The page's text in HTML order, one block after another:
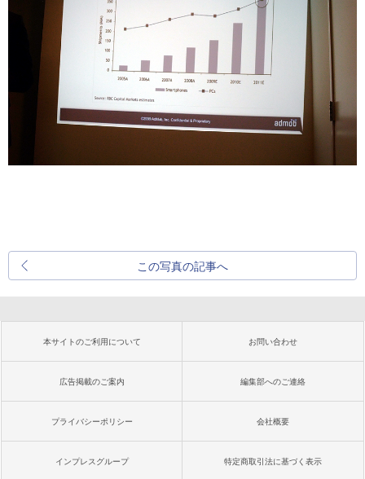
この写真の記事へ
本サイトのご利用について お問い合わせ
広告掲載のご案内 編集部へのご連絡
プライバシーポリシー 会社概要
インプレスグループ 特定商取引法に基づく表示